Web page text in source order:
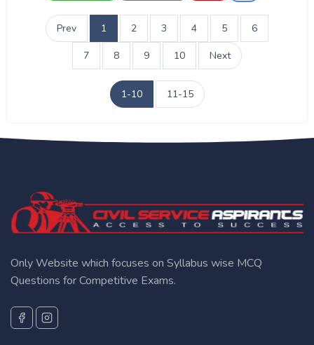
Prev 1 2 3 4 5 6
7 8 9 10 Next
1-10 11-15
Only Website which focuses on Syllabus wise MCQ
Questions for Competitive Exams.